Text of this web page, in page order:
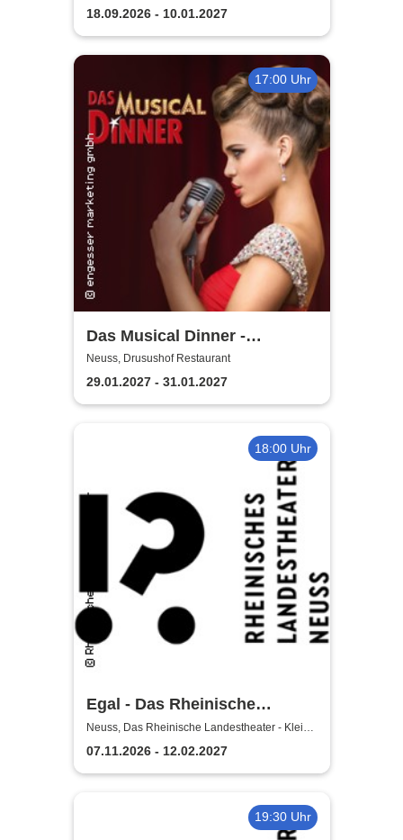
Neuss
Bühne
18.09.2026 - 10.01.2027
17:00 Uhr
Das Musical Dinner -
Kulinarischer Genuss und
garantierte Unterhaltung
Neuss, Drusushof Restaurant
29.01.2027 - 31.01.2027
18:00 Uhr
Egal - Das Rheinische
Landestheater Neuss
Neuss, Das Rheinische Landestheater - Kleine
Bühne
07.11.2026 - 12.02.2027
19:30 Uhr